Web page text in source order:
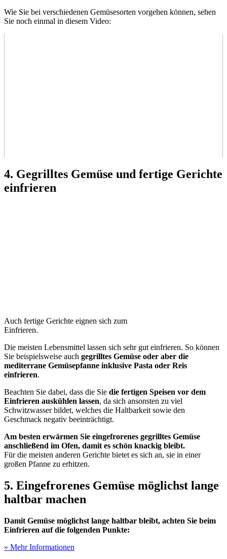
Wie Sie bei verschiedenen Gemüsesorten vorgehen können, sehen
Sie noch einmal in diesem Video:
4. Gegrilltes Gemüse und fertige Gerichte
einfrieren
Auch fertige Gerichte eignen sich zum
Einfrieren.
Die meisten Lebensmittel lassen sich sehr gut einfrieren. So können
Sie beispielsweise auch gegrilltes Gemüse oder aber die
mediterrane Gemüsepfanne inklusive Pasta oder Reis
einfrieren.
Beachten Sie dabei, dass die Sie die fertigen Speisen vor dem
Einfrieren auskühlen lassen, da sich ansonsten zu viel
Schwitzwasser bildet, welches die Haltbarkeit sowie den
Geschmack negativ beeinträchtigt.
Am besten erwärmen Sie eingefrorenes gegrilltes Gemüse
anschließend im Ofen, damit es schön knackig bleibt.
Für die meisten anderen Gerichte bietet es sich an, sie in einer
großen Pfanne zu erhitzen.
5. Eingefrorenes Gemüse möglichst lange
haltbar machen
Damit Gemüse möglichst lange haltbar bleibt, achten Sie beim
Einfrieren auf die folgenden Punkte:
» Mehr Informationen